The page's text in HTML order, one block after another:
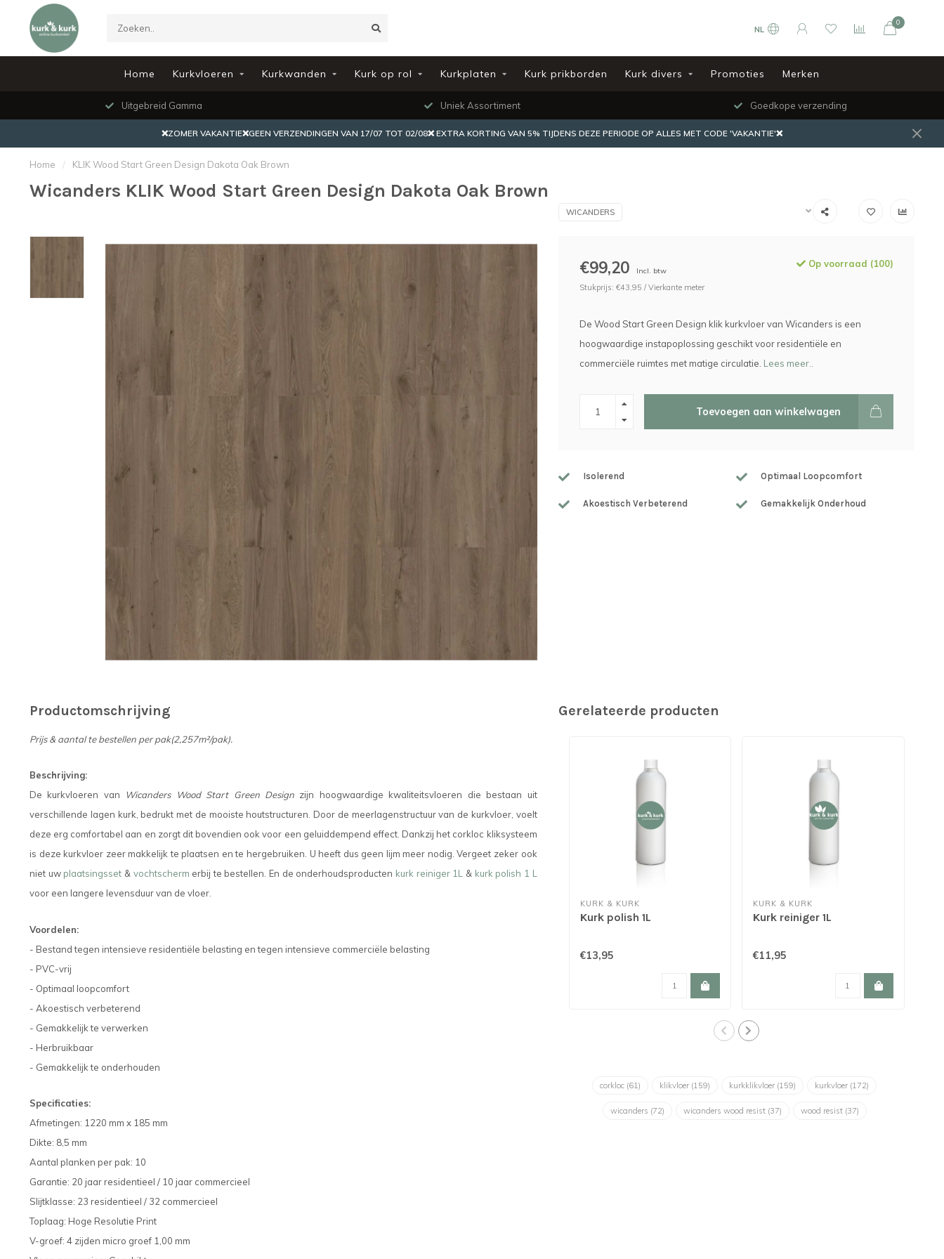
NL
0
Home Kurkvloeren Kurkwanden Kurk op rol Kurkplaten Kurk prikborden Kurk divers Promoties Merken
Uitgebreid Gamma Uniek Assortiment Goedkope verzending
❌ZOMER VAKANTIE❌GEEN VERZENDINGEN VAN 17/07 TOT 02/08❌ EXTRA KORTING VAN 5% TIJDENS DEZE PERIODE OP ALLES MET CODE 'VAKANTIE'❌
Home / KLIK Wood Start Green Design Dakota Oak Brown
Wicanders KLIK Wood Start Green Design Dakota Oak Brown
WICANDERS
€99,20 Incl. btw
Op voorraad (100)
Stukprijs: €43,95 / Vierkante meter
De Wood Start Green Design klik kurkvloer van Wicanders is een
hoogwaardige instapoplossing geschikt voor residentiële en
commerciële ruimtes met matige circulatie. Lees meer..
Toevoegen aan winkelwagen
Isolerend Optimaal Loopcomfort
Akoestisch Verbeterend Gemakkelijk Onderhoud
Productomschrijving
Prijs & aantal te bestellen per pak(2,257m²/pak).
Beschrijving:
De kurkvloeren van
Wicanders Wood Start Green Design zijn hoogwaardige kwaliteitsvloeren die bestaan uit
verschillende lagen kurk, bedrukt met de mooiste houtstructuren. Door de meerlagenstructuur van de kurkvloer, voelt
deze erg comfortabel aan en zorgt dit bovendien ook voor een geluiddempend effect. Dankzij het corkloc kliksysteem
is deze kurkvloer zeer makkelijk te plaatsen en te hergebruiken. U heeft dus geen lijm meer nodig. Vergeet zeker ook
niet uwplaatsingsset & vochtscherm erbij te bestellen. En de onderhoudsproducten kurk reiniger 1L & kurk polish 1 L
voor een langere levensduur van de vloer.
Voordelen:
- Bestand tegen intensieve residentiële belasting en tegen intensieve commerciële belasting
- PVC-vrij
- Optimaal loopcomfort
- Akoestisch verbeterend
- Gemakkelijk te verwerken
- Herbruikbaar
- Gemakkelijk te onderhouden
Specificaties:
Afmetingen: 1220 mm x 185 mm
Dikte: 8,5 mm
Aantal planken per pak: 10
Garantie: 20 jaar residentieel / 10 jaar commercieel
Slijtklasse: 23 residentieel / 32 commercieel
Toplaag: Hoge Resolutie Print
V-groef: 4 zijden micro groef 1,00 mm
Gerelateerde producten
KURK & KURK
Kurk polish 1L
€13,95
KURK & KURK
Kurk reiniger 1L
€11,95
corkloc (61) klikvloer (159) kurkklikvloer (159) kurkvloer (172)
wicanders (72) wicanders wood resist (37) wood resist (37)